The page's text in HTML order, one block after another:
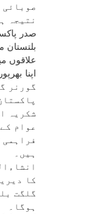
صوبائی
نتیجہ
صدر
بلتستان
علاقوں
اپنا
گورنر
شکریہ
عوام
ہیں۔
کا
گلگت
ہوگا۔